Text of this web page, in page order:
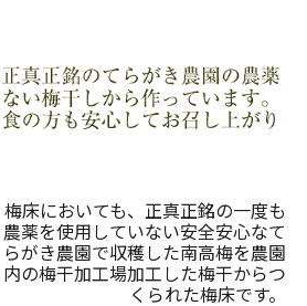
梅床においても、正真正銘の一度も
農薬を使用していない安全安心なて
らがき農園で収穫した南高梅を農園
内の梅干加工場加工した梅干からつ
くられた梅床です。